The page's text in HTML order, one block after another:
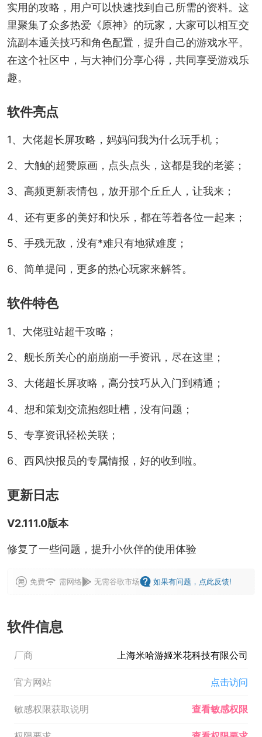
实用的攻略，用户可以快速找到自己所需的资料。这
里聚集了众多热爱《原神》的玩家，大家可以相互交
流副本通关技巧和角色配置，提升自己的游戏水平。
在这个社区中，与大神们分享心得，共同享受游戏乐
趣。
软件亮点
1、大佬超长屏攻略，妈妈问我为什么玩手机；
2、大触的超赞原画，点头点头，这都是我的老婆；
3、高频更新表情包，放开那个丘丘人，让我来；
4、还有更多的美好和快乐，都在等着各位一起来；
5、手残无敌，没有*难只有地狱难度；
6、简单提问，更多的热心玩家来解答。
软件特色
1、大佬驻站超干攻略；
2、舰长所关心的崩崩崩一手资讯，尽在这里；
3、大佬超长屏攻略，高分技巧从入门到精通；
4、想和策划交流抱怨吐槽，没有问题；
5、专享资讯轻松关联；
6、西风快报员的专属情报，好的收到啦。
更新日志
V2.111.0版本
修复了一些问题，提升小伙伴的使用体验
免费 需网络 无需谷歌市场 如果有问题，点此反馈!
软件信息
厂商 上海米哈游姬米花科技有限公司
官方网站 点击访问
敏感权限获取说明 查看敏感权限